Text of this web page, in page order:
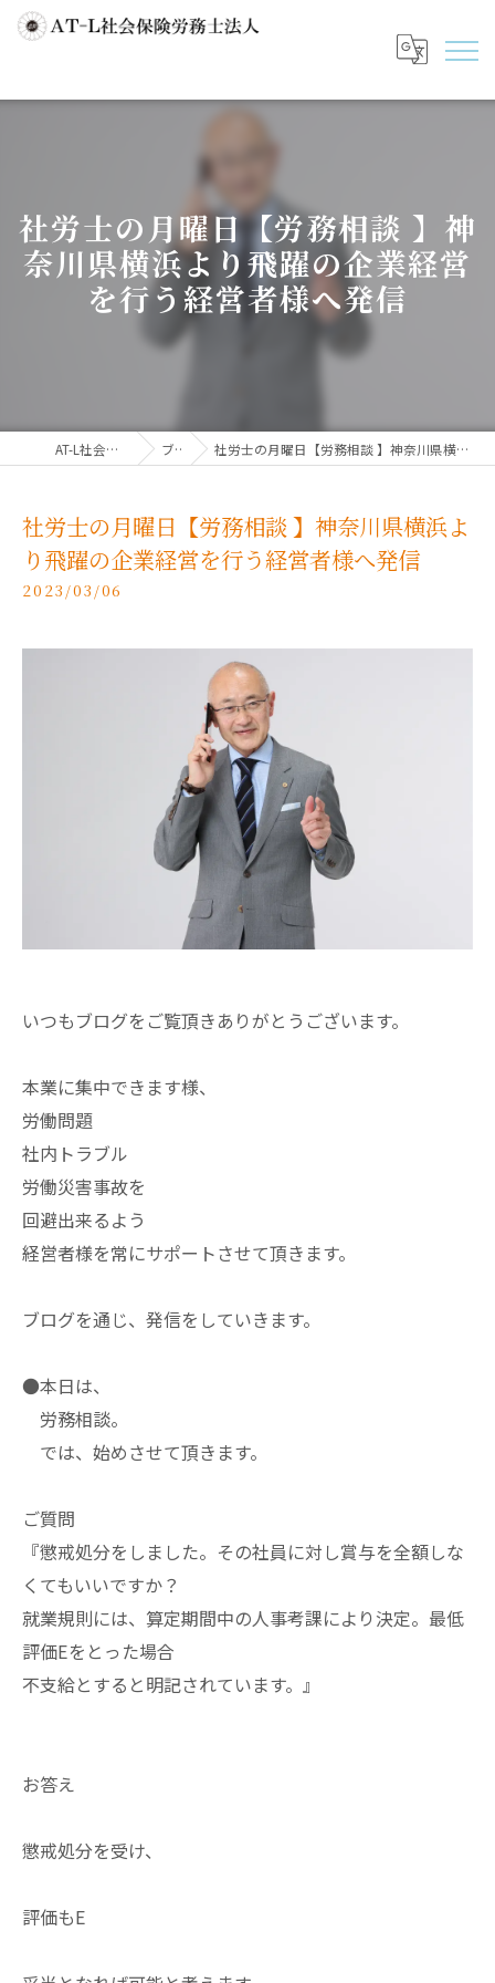
社労士の月曜日【労務相談 】神
奈川県横浜より飛躍の企業経営
を行う経営者様へ発信
AT-L社会保険労務士法人 ブログ 社労士の月曜日【労務相談 】神奈川県横浜より飛躍の企業経営を行う経営者様へ発信
社労士の月曜日【労務相談 】神奈川県横浜よ
り飛躍の企業経営を行う経営者様へ発信
2023/03/06
いつもブログをご覧頂きありがとうございます。
本業に集中できます様、
労働問題
社内トラブル
労働災害事故を
回避出来るよう
経営者様を常にサポートさせて頂きます。
ブログを通じ、発信をしていきます。
●本日は、
労務相談。
では、始めさせて頂きます。
ご質問
『懲戒処分をしました。その社員に対し賞与を全額しな
くてもいいですか？
就業規則には、算定期間中の人事考課により決定。最低
評価Eをとった場合
不支給とすると明記されています。』
お答え
懲戒処分を受け、
評価もE